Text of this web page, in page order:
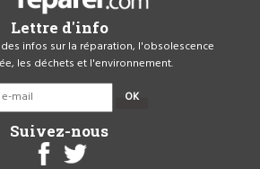
Lettre d'info
infos sur la réparation, l'obsolescence
les déchets et l'environnement.
OK
Suivez-nous